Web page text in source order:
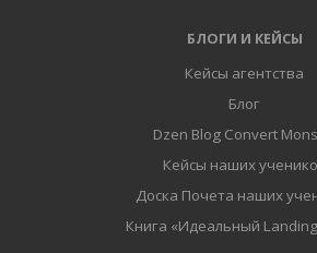
БЛОГИ И КЕЙСЫ
Кейсы агентства
Блог
Dzen Blog Convert
Кейсы наших
Доска Почета наших
Книга «Идеальный